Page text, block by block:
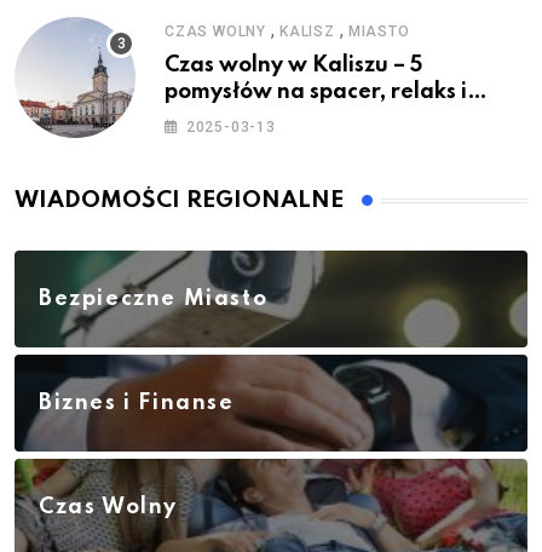
CZAS WOLNY , KALISZ , MIASTO
Czas wolny w Kaliszu – 5
pomysłów na spacer, relaks i
rodzinne atrakcje
2025-03-13
WIADOMOŚCI REGIONALNE
Bezpieczne Miasto
Biznes i Finanse
Czas Wolny